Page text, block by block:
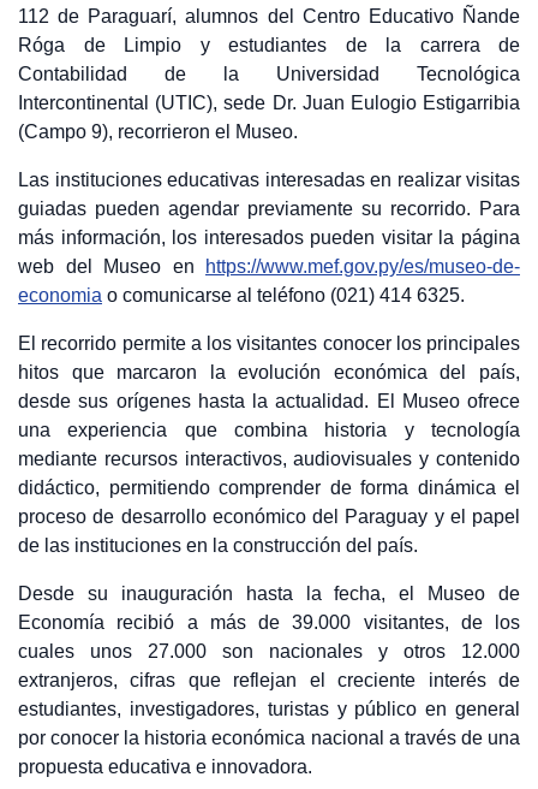
112 de Paraguarí, alumnos del Centro Educativo Ñande
Róga de Limpio y estudiantes de la carrera de
Contabilidad de la Universidad Tecnológica
Intercontinental (UTIC), sede Dr. Juan Eulogio Estigarribia
(Campo 9), recorrieron el Museo.
Las instituciones educativas interesadas en realizar visitas
guiadas pueden agendar previamente su recorrido. Para
más información, los interesados pueden visitar la página
web del Museo en
https://www.mef.gov.py/es/museo-de-
economia o comunicarse al teléfono (021) 414 6325.
El recorrido permite a los visitantes conocer los principales
hitos que marcaron la evolución económica del país,
desde sus orígenes hasta la actualidad. El Museo ofrece
una experiencia que combina historia y tecnología
mediante recursos interactivos, audiovisuales y contenido
didáctico, permitiendo comprender de forma dinámica el
proceso de desarrollo económico del Paraguay y el papel
de las instituciones en la construcción del país.
Desde su inauguración hasta la fecha, el Museo de
Economía recibió a más de 39.000 visitantes, de los
cuales unos 27.000 son nacionales y otros 12.000
extranjeros, cifras que reflejan el creciente interés de
estudiantes, investigadores, turistas y público en general
por conocer la historia económica nacional a través de una
propuesta educativa e innovadora.